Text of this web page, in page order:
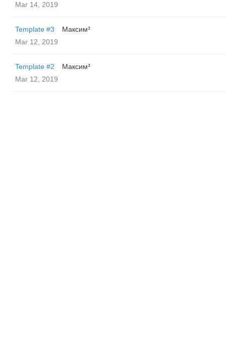
Mar 14, 2019
Template #3
Максим³
Mar 12, 2019
Template #2
Максим³
Mar 12, 2019